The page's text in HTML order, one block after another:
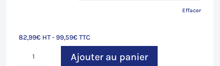
Effacer
82,99€ HT -99,59€TTC
Ajouter au panier